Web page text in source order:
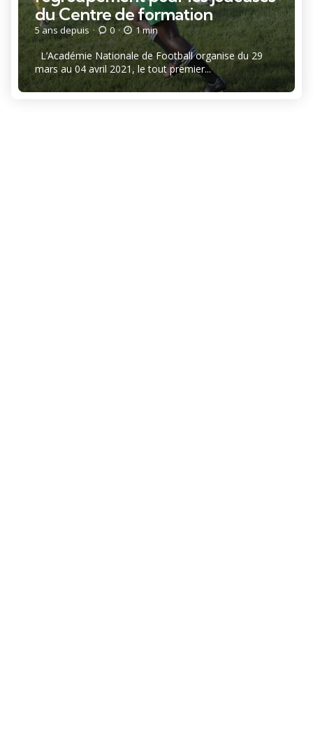
du Centre de formation
5 ans depuis 0 1 min
L’Académie Nationale de Football organise du 29
mars au 04 avril 2021, le tout premier...